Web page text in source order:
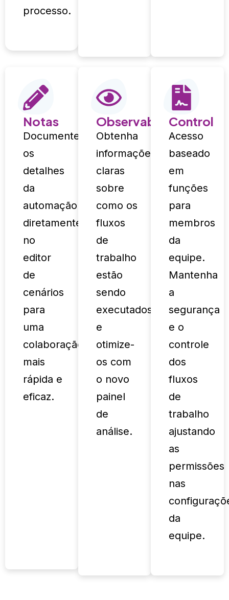
processo.
Notas
Documente
os
detalhes
da
automação
diretamente
no
editor
de
cenários
para
uma
colaboração
mais
rápida e
eficaz.
Observabilidade
Obtenha
informações
claras
sobre
como os
fluxos
de
trabalho
estão
sendo
executados
e
otimize-
os com
o novo
painel
de
análise.
Control
Acesso
baseado
em
funções
para
membros
da
equipe.
Mantenha
a
segurança
e o
controle
dos
fluxos
de
trabalho
ajustando
as
permissões
nas
da
equipe.